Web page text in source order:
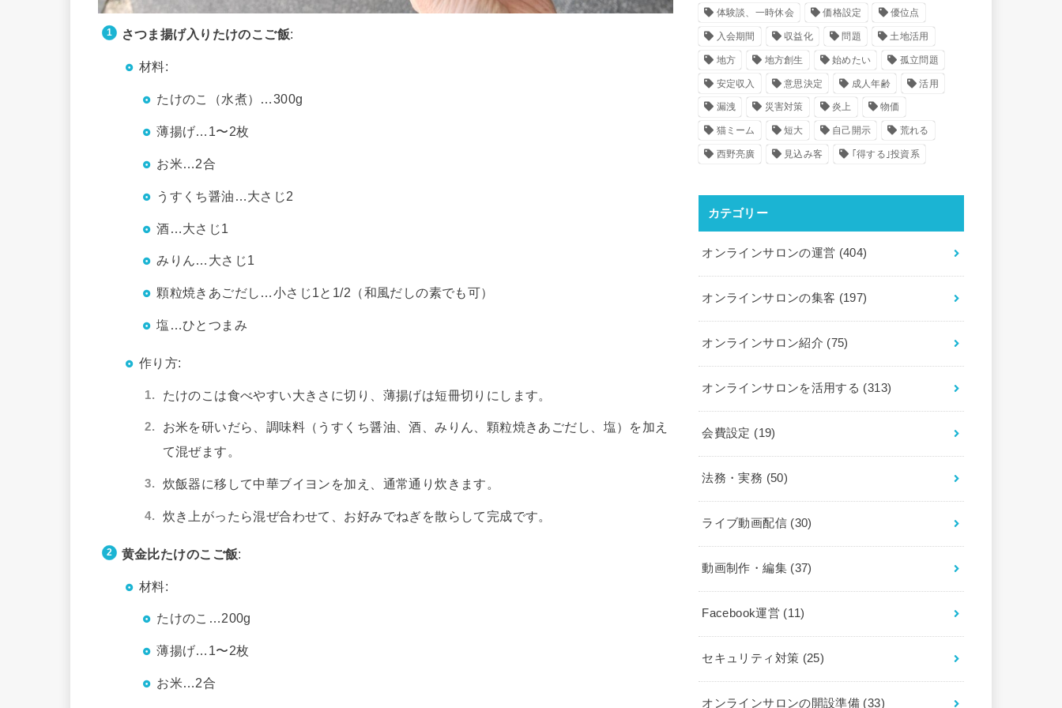
さつま揚げ入りたけのこご飯:
材料:
たけのこ（水煮）…300g
薄揚げ…1〜2枚
お米…2合
うすくち醤油…大さじ2
酒…大さじ1
みりん…大さじ1
顆粒焼きあごだし…小さじ1と1/2（和風だしの素でも可）
塩…ひとつまみ
作り方:
たけのこは食べやすい大きさに切り、薄揚げは短冊切りにします。
お米を研いだら、調味料（うすくち醤油、酒、みりん、顆粒焼きあごだし、塩）を加え
て混ぜます。
炊飯器に移して中華ブイヨンを加え、通常通り炊きます。
炊き上がったら混ぜ合わせて、お好みでねぎを散らして完成です。
黄金比たけのこご飯:
材料:
たけのこ…200g
薄揚げ…1〜2枚
お米…2合
体験談、一時休会 価格設定 優位点
入会期間 収益化 問題 土地活用
地方 地方創生 始めたい 孤立問題
安定収入 意思決定 成人年齢 活用
漏洩 災害対策 炎上 物価
猫ミーム 短大 自己開示 荒れる
西野亮廣 見込み客 ｢得する｣投資系
カテゴリー
オンラインサロンの運営 (404)
オンラインサロンの集客 (197)
オンラインサロン紹介 (75)
オンラインサロンを活用する (313)
会費設定 (19)
法務・実務 (50)
ライブ動画配信 (30)
動画制作・編集 (37)
Facebook運営 (11)
セキュリティ対策 (25)
オンラインサロンの開設準備 (33)